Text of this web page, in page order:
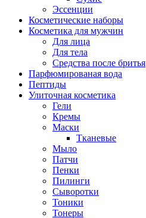
Эссенции
Косметические наборы
Косметика для мужчин
Для лица
Для тела
Средства после бритья
Парфюмированая вода
Пептиды
Улиточная косметика
Гели
Кремы
Маски
Тканевые
Мыло
Патчи
Пенки
Пилинги
Сыворотки
Тоники
Тонеры